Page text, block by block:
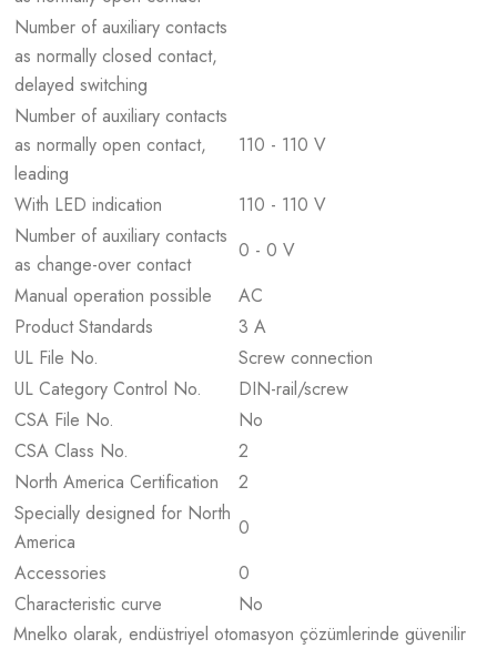
Number of auxiliary contacts
as normally closed contact,
delayed switching
Number of auxiliary contacts
as normally open contact,
leading
110 - 110 V
With LED indication
110 - 110 V
Number of auxiliary contacts
as change-over contact
0 - 0 V
Manual operation possible
AC
Product Standards
3 A
UL File No.
Screw connection
UL Category Control No.
DIN-rail/screw
CSA File No.
No
CSA Class No.
2
North America Certification
2
Specially designed for North
America
0
Accessories
0
Characteristic curve
No
Mnelko olarak, endüstriyel otomasyon çözümlerinde güvenilir